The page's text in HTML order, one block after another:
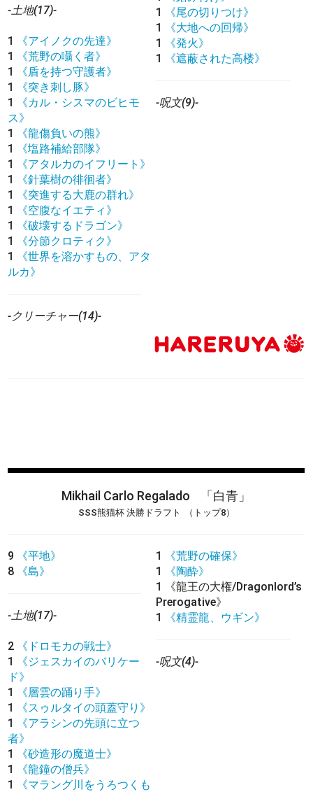
-土地(17)-
1
《アイノクの先達》
1
《荒野の囁く者》
1
《盾を持つ守護者》
1
《突き刺し豚》
1
《カル・シスマのビヒモ
ス》
1
《龍傷負いの熊》
1
《塩路補給部隊》
1
《アタルカのイフリート》
1
《針葉樹の徘徊者》
1
《突進する大鹿の群れ》
1
《空腹なイエティ》
1
《破壊するドラゴン》
1
《分節クロティク》
1
《世界を溶かすもの、アタ
ルカ》
-クリーチャー(14)-
1
《尾の切りつけ》
1
《大地への回帰》
1
《発火》
1
《遮蔽された高楼》
-呪文(9)-
Mikhail Carlo Regalado 「白青」
SSS熊猫杯 決勝ドラフト （トップ8）
9
《平地》
8
《島》
-土地(17)-
2
《ドロモカの戦士》
1
《ジェスカイのバリケー
ド》
1
《層雲の踊り手》
1
《スゥルタイの頭蓋守り》
1
《アラシンの先頭に立つ
者》
1
《砂造形の魔道士》
1
《龍鐘の僧兵》
1
《マラング川をうろつくも
1
《荒野の確保》
1
《陶酔》
1
《龍王の大権/Dragonlord’s
Prerogative》
1
《精霊龍、ウギン》
-呪文(4)-